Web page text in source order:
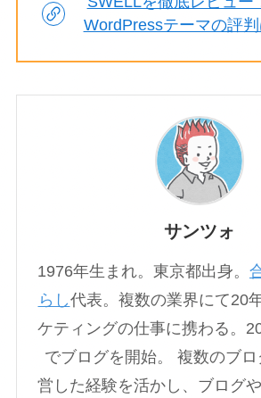
WordPressテーマの評判
サンツォ
1976年生まれ。東京都出身。
らし代表。複数の業界にて20
ケティングの仕事に携わる。
でブログを開始。 複数のブ
営した経験を活かし、ブログ